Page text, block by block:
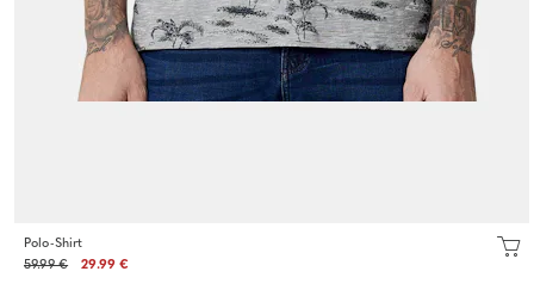
Polo-Shirt
59.99 €
29.99 €